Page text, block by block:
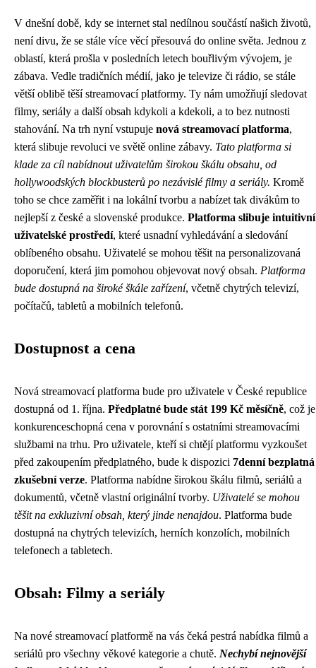
V dnešní době, kdy se internet stal nedílnou součástí našich životů,
není divu, že se stále více věcí přesouvá do online světa. Jednou z
oblastí, která prošla v posledních letech bouřlivým vývojem, je
zábava. Vedle tradičních médií, jako je televize či rádio, se stále
větší oblibě těší streamovací platformy. Ty nám umožňují sledovat
filmy, seriály a další obsah kdykoli a kdekoli, a to bez nutnosti
stahování. Na trh nyní vstupuje nová streamovací platforma,
která slibuje revoluci ve světě online zábavy. Tato platforma si
klade za cíl nabídnout uživatelům širokou škálu obsahu, od
hollywoodských blockbusterů po nezávislé filmy a seriály. Kromě
toho se chce zaměřit i na lokální tvorbu a nabízet tak divákům to
nejlepší z české a slovenské produkce. Platforma slibuje intuitivní
uživatelské prostředí, které usnadní vyhledávání a sledování
oblíbeného obsahu. Uživatelé se mohou těšit na personalizovaná
doporučení, která jim pomohou objevovat nový obsah. Platforma
bude dostupná na široké škále zařízení, včetně chytrých televizí,
počítačů, tabletů a mobilních telefonů.
Dostupnost a cena
Nová streamovací platforma bude pro uživatele v České republice
dostupná od 1. října. Předplatné bude stát 199 Kč měsíčně, což je
konkurenceschopná cena v porovnání s ostatními streamovacími
službami na trhu. Pro uživatele, kteří si chtějí platformu vyzkoušet
před zakoupením předplatného, bude k dispozici 7denní bezplatná
zkušební verze. Platforma nabídne širokou škálu filmů, seriálů a
dokumentů, včetně vlastní originální tvorby. Uživatelé se mohou
těšit na exkluzivní obsah, který jinde nenajdou. Platforma bude
dostupná na chytrých televizích, herních konzolích, mobilních
telefonech a tabletech.
Obsah: Filmy a seriály
Na nové streamovací platformě na vás čeká pestrá nabídka filmů a
seriálů pro všechny věkové kategorie a chutě. Nechybí nejnovější